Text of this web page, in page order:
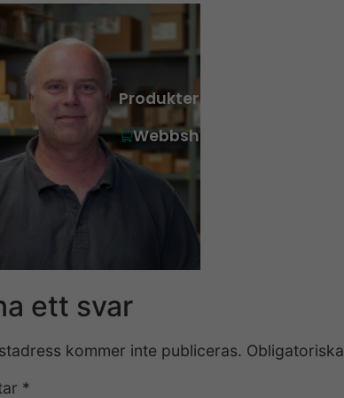
Produkter
Webbshop
ett svar
kommer inte publiceras.
*